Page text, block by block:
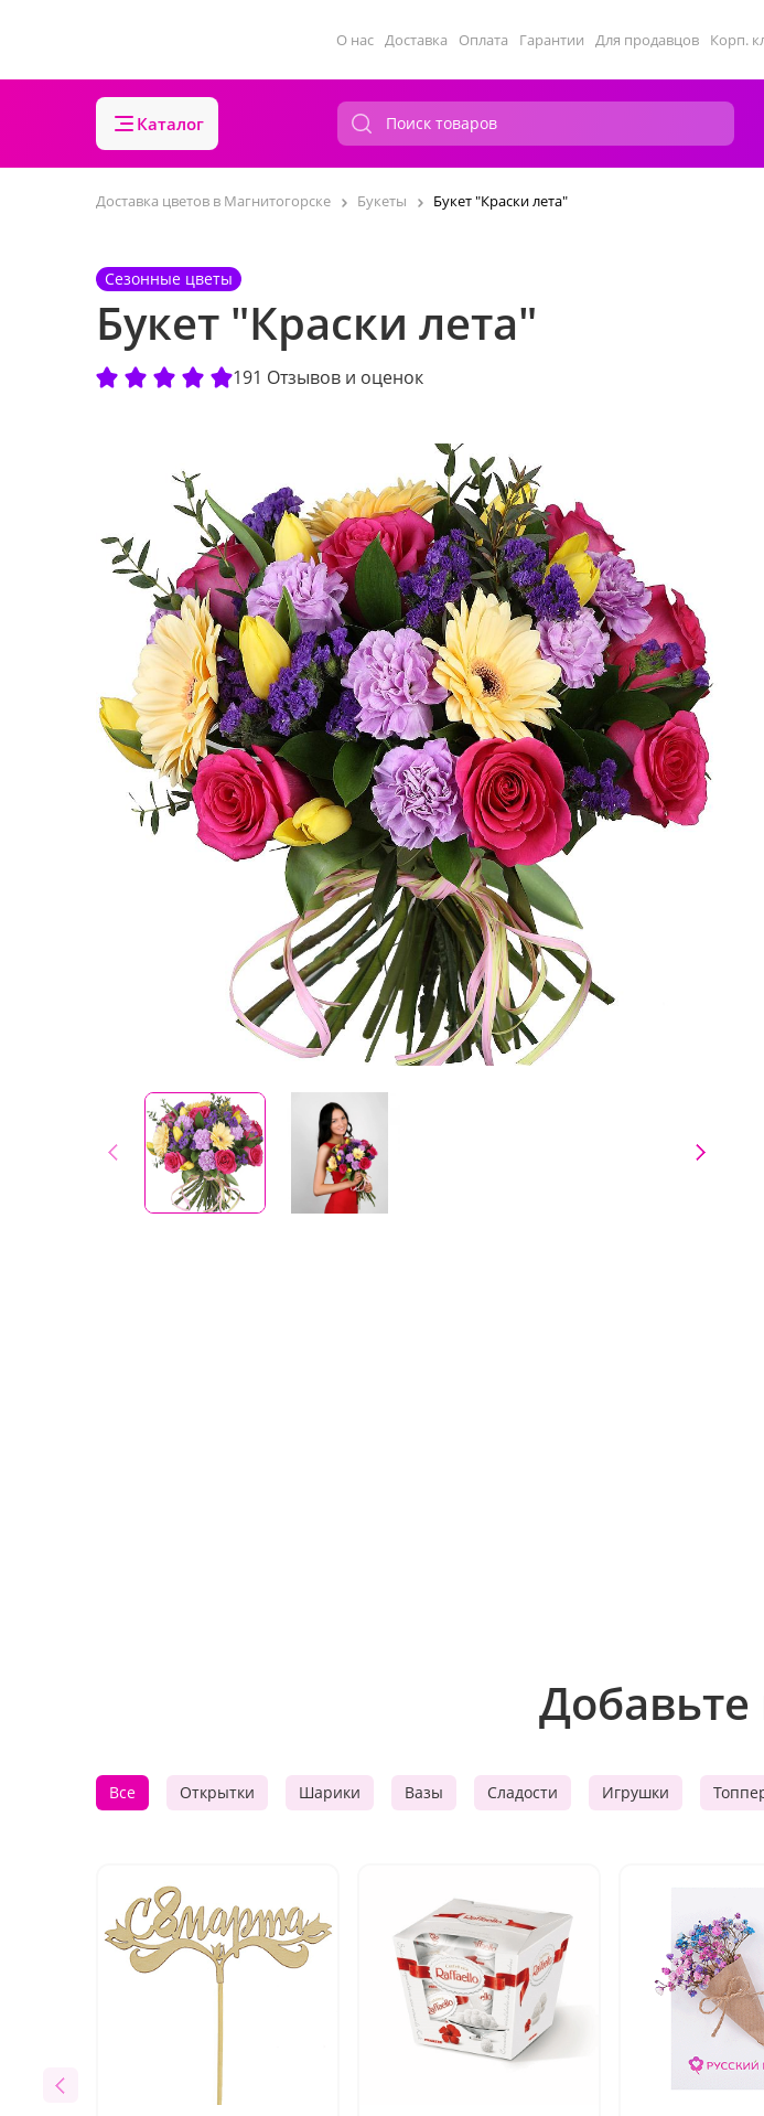
О нас Доставка Оплата Гарантии Для продавцов Корп.
Каталог
Доставка цветов в Магнитогорске Букеты Букет "Краски лета"
Сезонные цветы
Букет "Краски лета"
191 Отзывов и оценок
Добавьте
Все Открытки Шарики Вазы Сладости Игрушки